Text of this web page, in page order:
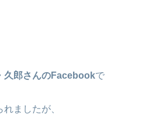
久郎さんのFacebookで
ましたが、